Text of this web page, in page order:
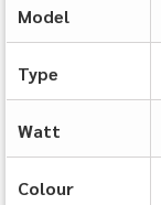
Model
Type
Watt
Colour